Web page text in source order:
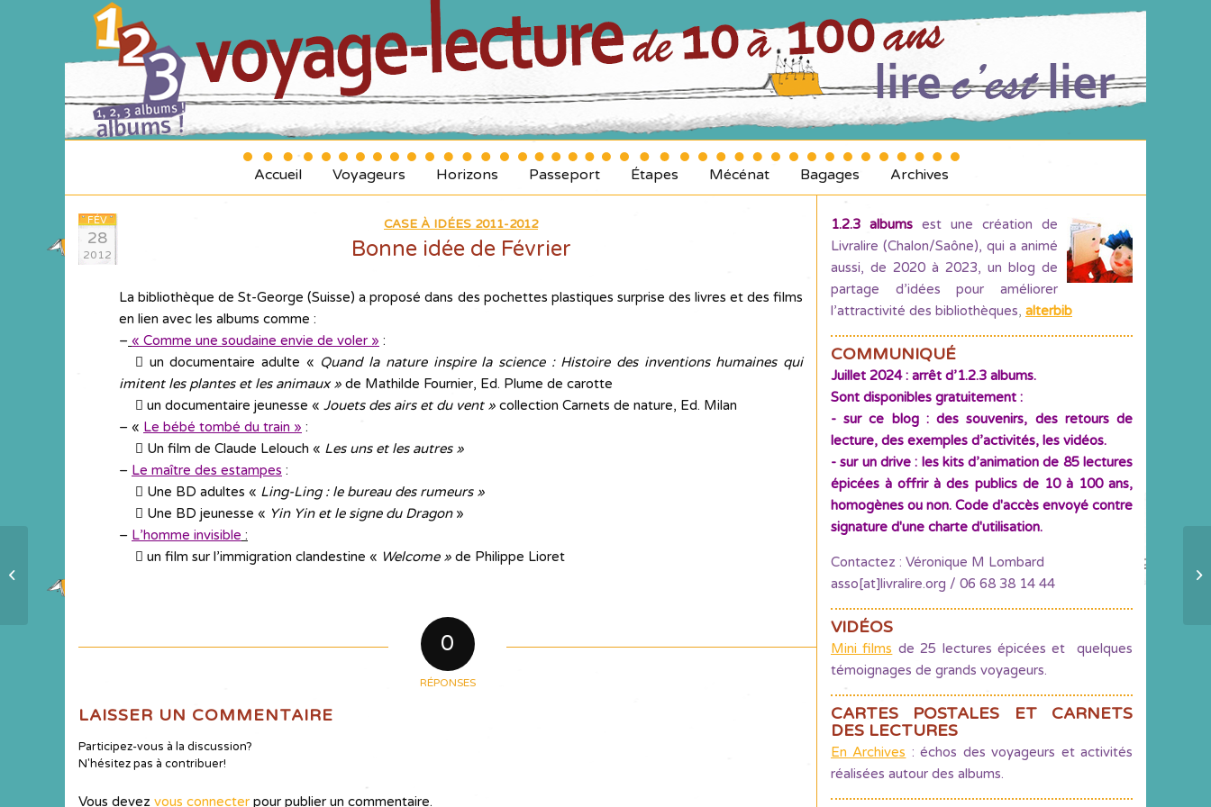
Accueil Voyageurs Horizons Passeport Étapes Mécénat Bagages Archives
FÉV
28
2012
CASE À IDÉES 2011-2012
Bonne idée de Février
La bibliothèque de St-George (Suisse) a proposé dans des pochettes plastiques surprise des livres et des films
en lien avec les albums comme :
– « Comme une soudaine envie de voler » :
 un documentaire adulte « Quand la nature inspire la science : Histoire des inventions humaines qui
imitent les plantes et les animaux » de Mathilde Fournier, Ed. Plume de carotte
 un documentaire jeunesse « Jouets des airs et du vent » collection Carnets de nature, Ed. Milan
– « Le bébé tombé du train » :
 Un film de Claude Lelouch « Les uns et les autres »
– Le maître des estampes :
 Une BD adultes « Ling-Ling : le bureau des rumeurs »
 Une BD jeunesse « Yin Yin et le signe du Dragon»
– L’homme invisible :
 un film sur l’immigration clandestine « Welcome » de Philippe Lioret
0
RÉPONSES
LAISSER UN COMMENTAIRE
Participez-vous à la discussion?
N'hésitez pas à contribuer!
Vous devez vous connecter pour publier un commentaire.
1.2.3 albums est une création de
Livralire (Chalon/Saône), qui a animé
aussi, de 2020 à 2023, un blog de
partage d’idées pour améliorer
l’attractivité des bibliothèques, alterbib
COMMUNIQUÉ
Juillet 2024 : arrêt d’1.2.3 albums.
Sont disponibles gratuitement :
- sur ce blog : des souvenirs, des retours de
lecture, des exemples d’activités, les vidéos.
- sur un drive : les kits d’animation de 85 lectures
épicées à offrir à des publics de 10 à 100 ans,
homogènes ou non. Code d'accès envoyé contre
signature d'une charte d'utilisation.
Contactez : Véronique M Lombard
asso[at]livralire.org / 06 68 38 14 44
VIDÉOS
Mini films de 25 lectures épicées et quelques
témoignages de grands voyageurs.
CARTES POSTALES ET CARNETS
DES LECTURES
En Archives : échos des voyageurs et activités
réalisées autour des albums.
Activités à Venarey les Laumes
(21)